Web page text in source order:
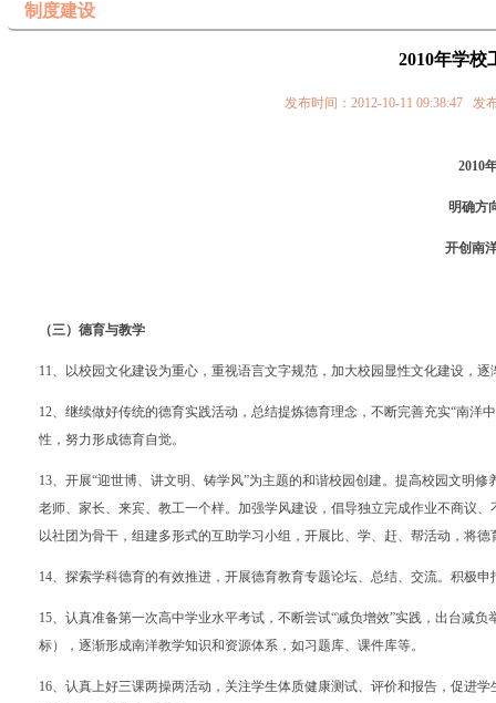
制度建设
2010年学校
发布时间：2012-10-11 09:38:47
2010
明确方
开创南
（三）德育与教学
11、以校园文化建设为重心，重视语言文字规范，加大校园显性文化建设，
12、继续做好传统的德育实践活动，总结提炼德育理念，不断完善充实“南
性，努力形成德育自觉。
13、开展“迎世博、讲文明、铸学风”为主题的和谐校园创建。提高校园文明
老师、家长、来宾、教工一个样。加强学风建设，倡导独立完成作业不商议
以社团为骨干，组建多形式的互助学习小组，开展比、学、赶、帮活动，将
14、探索学科德育的有效推进，开展德育教育专题论坛、总结、交流。积极
15、认真准备第一次高中学业水平考试，不断尝试“减负增效”实践，出台减负
标），逐渐形成南洋教学知识和资源体系，如习题库、课件库等。
16、认真上好三课两操两活动，关注学生体质健康测试、评价和报告，促进